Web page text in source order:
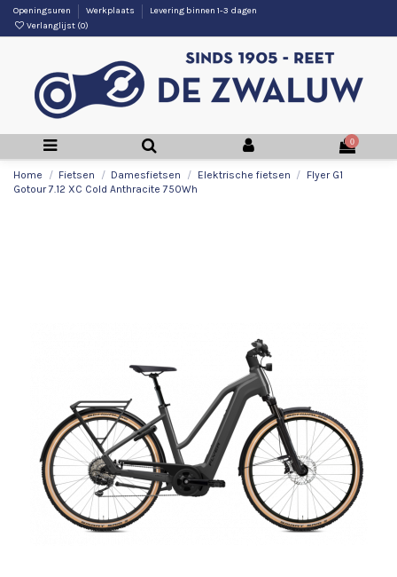
Openingsuren Werkplaats
Levering binnen 1-3 dagen
Verlanglijst (0)
0
Home Fietsen Damesfietsen Elektrische fietsen
Flyer G1
Gotour 7.12 XC Cold Anthracite 750Wh